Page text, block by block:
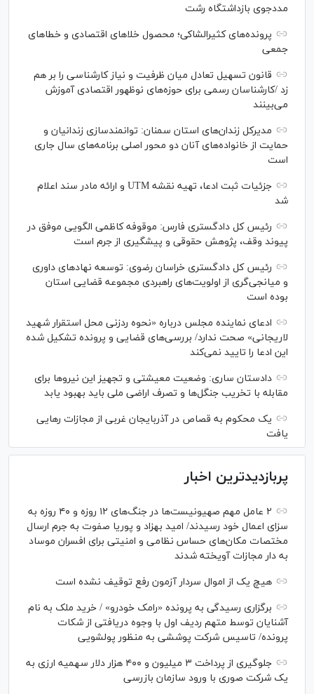
مددجوی بازداشتگاه رشت
پرونده‌های کثیرالشاکی؛ محصول خلا‌های اقتصادی و خطا‌های
جمعی
قانون تسهیل تعادل میان ظرفیت و نیاز کارشناسی را بر هم
زد /کارشناسان رسمی برای حوزه‌های نوظهور اقتصادی آموزش
می‌بینند
مدیرکل زندان‌های استان سمنان: توانمندسازی زندانیان و
حمایت از خانواده‌های آنان دو محور اصلی برنامه‌های سال جاری
است
جزئیات ثبت ادعا، تهیه نقشه UTM و ارائه مادر سند اعلام
شد
رئیس کل دادگستری فارس: موقوفه کاظمی الگویی موفق در
پیوند وقف، پژوهش حقوقی و پیشگیری از جرم است
رئیس کل دادگستری خراسان رضوی: توسعه نهاد‌های داوری
و میانجی‌گری از اولویت‌های راهبردی مجموعه قضایی استان
بوده است
ادعای نماینده مجلس درباره «نحوه ردزنی محل استقرار شهید
لاریجانی» صحت ندارد/ بررسی‌های قضایی و پرونده تشکیل شده
این ادعا را تایید نمی‌کند
دادستان ساری: وضعیت معیشتی و تجهیز این نیرو‌ها برای
مقابله با تخریب جنگل‌ها و تصرف اراضی ملی باید بهبود یابد
یک محکوم به قصاص در آذربایجان‌ غربی از مجازات رهایی
یافت
پربازدیدترین اخبار
۲ عامل مهم صهیونیست‌ها در جنگ‌های ۱۲ روزه و ۴۰ روزه به
سزای اعمال خود رسیدند/ امید بهزاد و پوریا صفوت به جرم ارسال
مختصات مکان‌های حساس نظامی و امنیتی برای افسران موساد
به دار مجازات آویخته شدند
هیچ یک از اموال سردار آزمون رفع توقیف نشده است
برگزاری رسیدگی به پرونده «رامک خودرو» / خرید ملک به نام
آشنایان توسط متهم ردیف اول با وجوه دریافتی از شکات
پرونده/ تاسیس شرکت پوششی به منظور پولشویی
جلوگیری از پرداخت ۳ میلیون و ۴۰۰ هزار دلار سهمیه ارزی به
یک شرکت صوری با ورود سازمان بازرسی